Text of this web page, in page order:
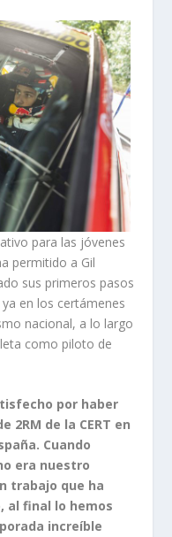
para las jóvenes
permitido a Gil
sus primeros pasos
en los certámenes
nacional, a lo largo
como piloto de
por haber
2RM de la CERT en
Cuando
era nuestro
trabajo que ha
al final lo hemos
increíble